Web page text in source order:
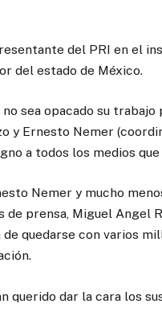
del PRI en el
del estado de México.
sea opacado su
y Ernesto Nemer
a todos los medios
Nemer y mucho
prensa, Miguel Angel
quedarse con varios
querido dar la cara los